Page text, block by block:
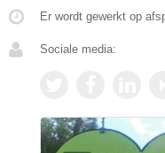
Er wordt gewerkt op
Sociale media: